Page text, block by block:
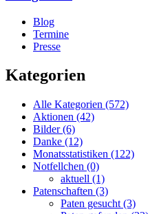
Blog
Termine
Presse
Kategorien
Alle Kategorien (572)
Aktionen (42)
Bilder (6)
Danke (12)
Monatsstatistiken (122)
Notfellchen (0)
aktuell (1)
Patenschaften (3)
Paten gesucht (3)